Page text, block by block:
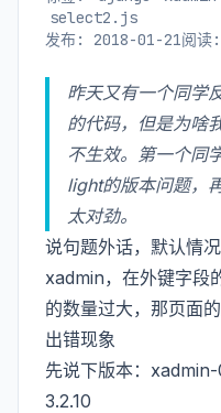
select2.js
发布: 2018-01-21阅读
昨天又有一个同学
的代码，但是为啥
不生效。第一个同
light的版本问题，
太对劲。
说句题外话，默认情
xadmin，在外键字段
的数量过大，那页面
出错现象
先说下版本：
3.2.10